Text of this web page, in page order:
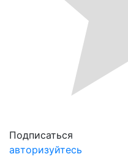
Подписаться
авторизуйтесь